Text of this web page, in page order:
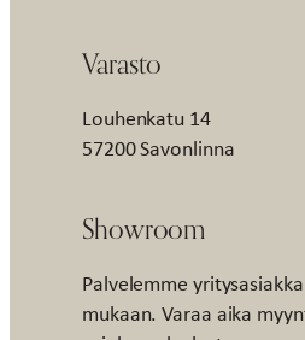
Varasto
Louhenkatu 14
57200 Savonlinna
Showroom
Palvelemme
mukaan. Varaa aika